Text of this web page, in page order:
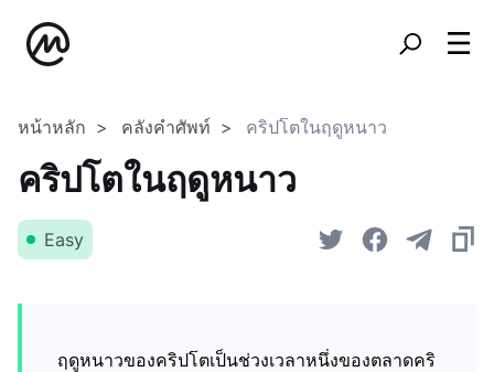
หน้าหลัก คลังคำศัพท์ คริปโตในฤดูหนาว
คริปโตในฤดูหนาว
Easy
ฤดูหนาวของคริปโตเป็นช่วงเวลาหนึ่งของตลาดคริ